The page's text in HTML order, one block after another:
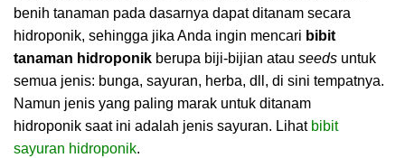
benih tanaman pada dasarnya dapat ditanam secara
hidroponik, sehingga jika Anda ingin mencari bibit
tanaman hidroponik berupa biji-bijian atau seeds untuk
semua jenis: bunga, sayuran, herba, dll, di sini tempatnya.
Namun jenis yang paling marak untuk ditanam
hidroponik saat ini adalah jenis sayuran. Lihat bibit
sayuran hidroponik.